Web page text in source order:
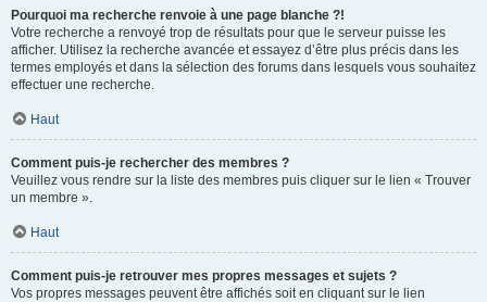
Pourquoi ma recherche renvoie à une page blanche ?!
Votre recherche a renvoyé trop de résultats pour que le serveur puisse les
afficher. Utilisez la recherche avancée et essayez d’être plus précis dans les
termes employés et dans la sélection des forums dans lesquels vous souhaitez
effectuer une recherche.
Haut
Comment puis-je rechercher des membres ?
Veuillez vous rendre sur la liste des membres puis cliquer sur le lien « Trouver
un membre ».
Haut
Comment puis-je retrouver mes propres messages et sujets ?
Vos propres messages peuvent être affichés soit en cliquant sur le lien